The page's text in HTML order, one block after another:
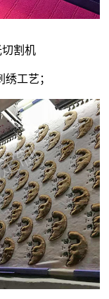
割机
工艺；